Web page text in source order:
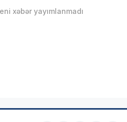
xəbər yayımlanmadı